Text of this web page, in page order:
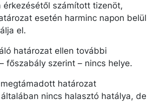
érkezésétől számított tizenöt,
esetén harminc napon belül
el.
határozat ellen további
főszabály szerint – nincs helye.
határozat
nincs halasztó hatálya, de